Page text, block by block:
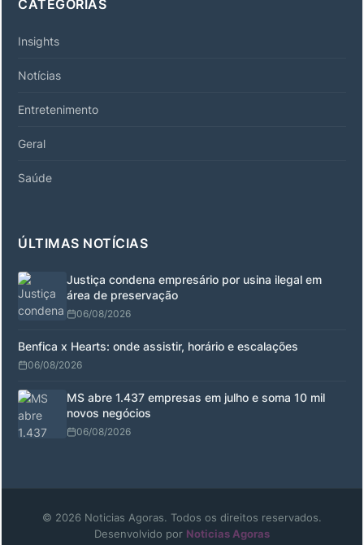
CATEGORIAS
Insights
Notícias
Entretenimento
Geral
Saúde
ÚLTIMAS NOTÍCIAS
Justiça condena empresário por usina ilegal em
área de preservação
06/08/2026
Benfica x Hearts: onde assistir, horário e escalações
06/08/2026
MS abre 1.437 empresas em julho e soma 10 mil
novos negócios
06/08/2026
© 2026 Noticias Agoras. Todos os direitos reservados.
Desenvolvido por Noticias Agoras